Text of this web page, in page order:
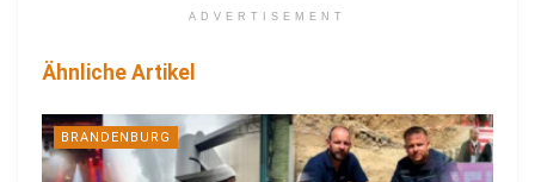
ADVERTISEMENT
Ähnliche Artikel
BRANDENBURG